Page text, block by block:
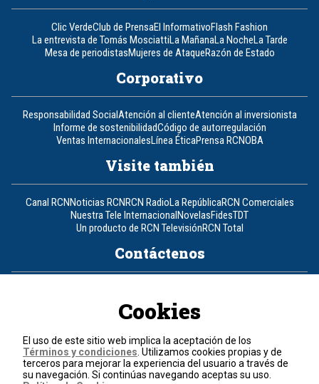
Clic VerdeClub de PrensaEl InformativoFlash Fashion
La entrevista de Tomás MosciattiLa MañanaLa NocheLa Tarde
Mesa de periodistasMujeres de AtaqueRazón de Estado
Corporativo
Responsabilidad SocialAtención al clienteAtención al inversionista
Informe de sostenibilidadCódigo de autorregulación
Ventas InternacionalesLínea ÉticaPrensa RCNOBA
Visite también
Canal RCNNoticias RCNRCN RadioLa RepúblicaRCN Comerciales
Nuestra Tele InternacionalNovelasFidesTDT
Un producto de RCN TelevisiónRCN Total
Contáctenos
Política de cookies
Términos y condiciones
© 2026, RCN Medios.
Cookies
El uso de este sitio web implica la aceptación de los
Términos y condiciones . Utilizamos cookies propias y de
terceros para mejorar la experiencia del usuario a través de
su navegación. Si continúas navegando aceptas su uso.